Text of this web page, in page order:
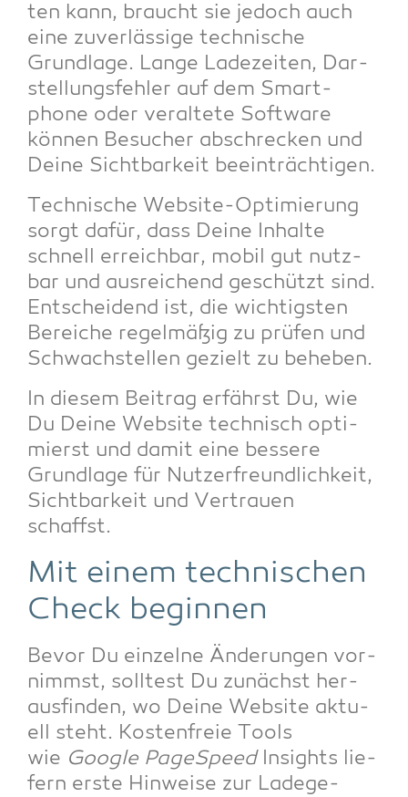
ten kann, braucht sie jedoch auch
eine zuver­läs­si­ge tech­ni­sche
Grund­la­ge. Lan­ge Lade­zei­ten, Dar­
stel­lungs­feh­ler auf dem Smart­
phone oder ver­al­te­te Soft­ware
kön­nen Besu­cher abschre­cken und
Dei­ne Sicht­bar­keit beeinträchtigen.
Tech­ni­sche Web­site-Opti­mie­rung
sorgt dafür, dass Dei­ne Inhal­te
schnell erreich­bar, mobil gut nutz­
bar und aus­rei­chend geschützt sind.
Ent­schei­dend ist, die wich­tigs­ten
Berei­che regel­mä­ßig zu prü­fen und
Schwach­stel­len gezielt zu beheben.
In die­sem Bei­trag erfährst Du, wie
Du Dei­ne Web­site tech­nisch opti­
mierst und damit eine bes­se­re
Grund­la­ge für Nut­zer­freund­lich­keit,
Sicht­bar­keit und Ver­trau­en
schaffst.
Mit einem tech­ni­schen
Check beginnen
Bevor Du ein­zel­ne Ände­run­gen vor­
nimmst, soll­test Du zunächst her­
aus­fin­den, wo Dei­ne Web­site aktu­
ell steht. Kos­ten­freie Tools
wie Goog­le Page­SpeedInsights lie­
fern ers­te Hin­wei­se zur Lade­ge­